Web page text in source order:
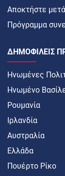
Αποκτήστε
Πρόγραμμα
ΔΗΜΟΦΙΛΕΊΣ
Ηνωμένες
Ηνωμένο
Ρουμανία
Ιρλανδία
Αυστραλία
Ελλάδα
Πουέρτο Ρίκο